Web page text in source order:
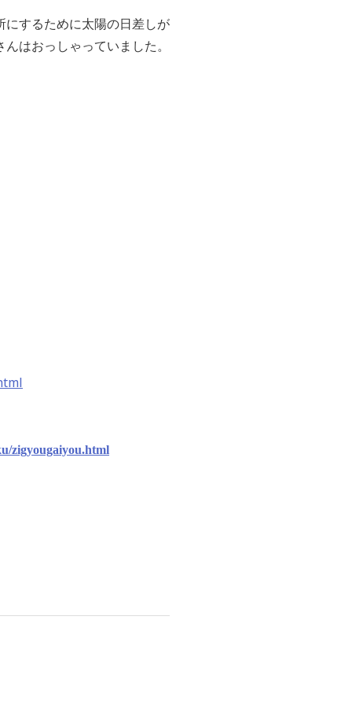
するために太陽の日差しが
はおっしゃっていました。
zigyougaiyou.html